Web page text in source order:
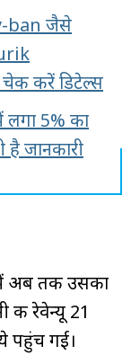
ban जैसे
करें डिटेल्स
लगा 5% का
है जानकारी
में अब तक उसका
की रेवेन्यू 21
पहुंच गई।